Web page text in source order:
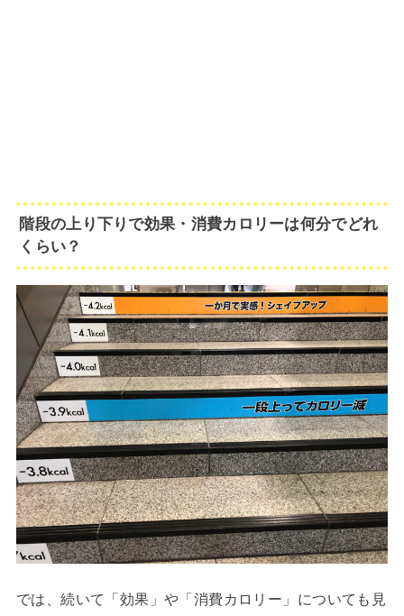
階段の上り下りで効果・消費カロリーは何分でどれ
くらい？
では、続いて「効果」や「消費カロリー」についても見